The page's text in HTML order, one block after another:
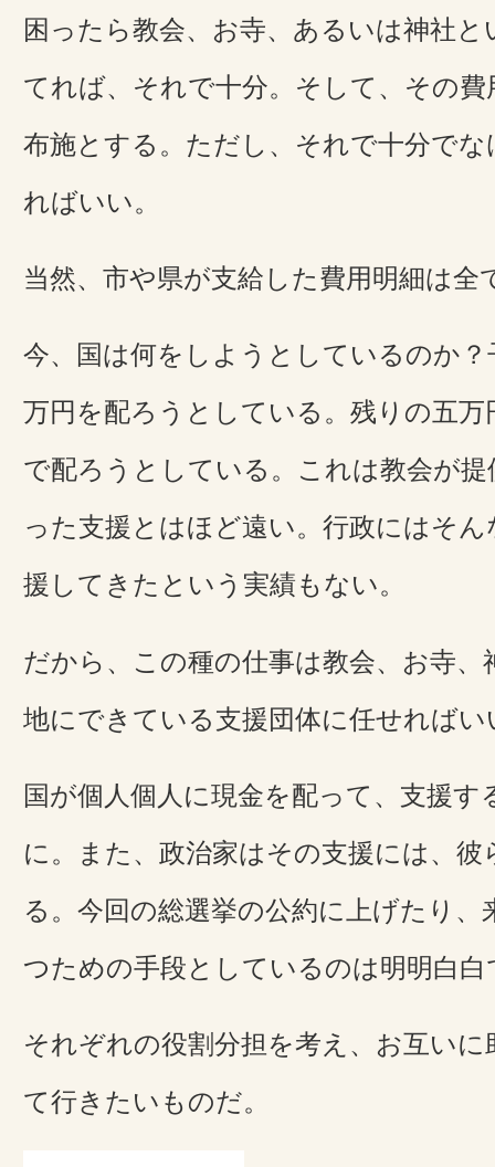
困ったら教会、お寺、あるいは神社
てれば、それで十分。そして、その
布施とする。ただし、それで十分で
ればいい。
当然、市や県が支給した費用明細は全
今、国は何をしようとしているのか
万円を配ろうとしている。残りの五
で配ろうとしている。これは教会が
った支援とはほど遠い。行政にはそ
援してきたという実績もない。
だから、この種の仕事は教会、お寺、
地にできている支援団体に任せればい
国が個人個人に現金を配って、支援す
に。また、政治家はその支援には、
る。今回の総選挙の公約に上げたり、
つための手段としているのは明明白白
それぞれの役割分担を考え、お互い
て行きたいものだ。